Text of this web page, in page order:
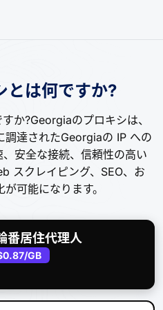
とは何ですか?
か?Georgiaのプロキシは、
調達されたGeorgiaの IP への
安全な接続、信頼性の高い
スクレイピング、SEO、お
可能になります。
番居住代理人
/GB